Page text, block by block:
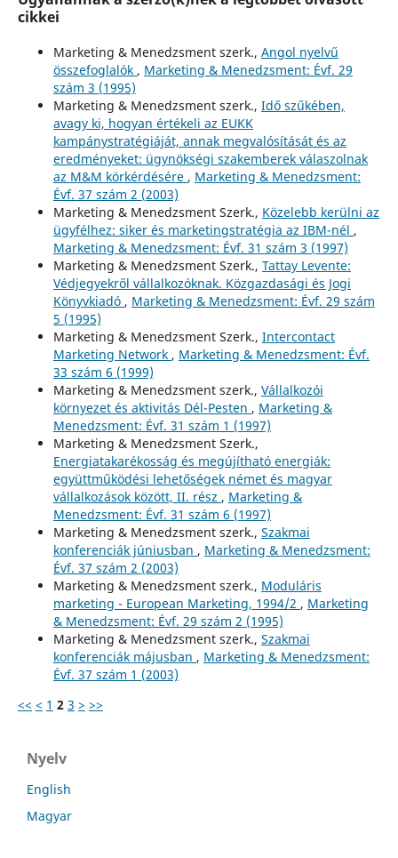
cikkei
Marketing & Menedzsment szerk., Angol nyelvű
összefoglalók , Marketing & Menedzsment: Évf. 29
szám 3 (1995)
Marketing & Menedzsment szerk., Idő szűkében,
avagy ki, hogyan értékeli az EUKK
kampánystratégiáját, annak megvalósítását és az
eredményeket: ügynökségi szakemberek válaszolnak
az M&M körkérdésére , Marketing & Menedzsment:
Évf. 37 szám 2 (2003)
Marketing & Menedzsment Szerk., Közelebb kerülni az
ügyfélhez: siker és marketingstratégia az IBM-nél ,
Marketing & Menedzsment: Évf. 31 szám 3 (1997)
Marketing & Menedzsment Szerk., Tattay Levente:
Védjegyekről vállalkozóknak. Közgazdasági és Jogi
Könyvkiadó , Marketing & Menedzsment: Évf. 29 szám
5 (1995)
Marketing & Menedzsment Szerk., Intercontact
Marketing Network , Marketing & Menedzsment: Évf.
33 szám 6 (1999)
Marketing & Menedzsment szerk., Vállalkozói
környezet és aktivitás Dél-Pesten , Marketing &
Menedzsment: Évf. 31 szám 1 (1997)
Marketing & Menedzsment Szerk.,
Energiatakarékosság és megújítható energiák:
együttműködési lehetőségek német és magyar
vállalkozások között, II. rész , Marketing &
Menedzsment: Évf. 31 szám 6 (1997)
Marketing & Menedzsment szerk., Szakmai
konferenciák júniusban , Marketing & Menedzsment:
Évf. 37 szám 2 (2003)
Marketing & Menedzsment szerk., Moduláris
marketing - European Marketing, 1994/2 , Marketing
& Menedzsment: Évf. 29 szám 2 (1995)
Marketing & Menedzsment szerk., Szakmai
konferenciák májusban , Marketing & Menedzsment:
Évf. 37 szám 1 (2003)
<< < 1 2 3 > >>
Nyelv
English
Magyar